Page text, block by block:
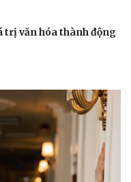
trị văn hóa thành động